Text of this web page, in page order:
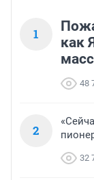
1
как
48
2
32